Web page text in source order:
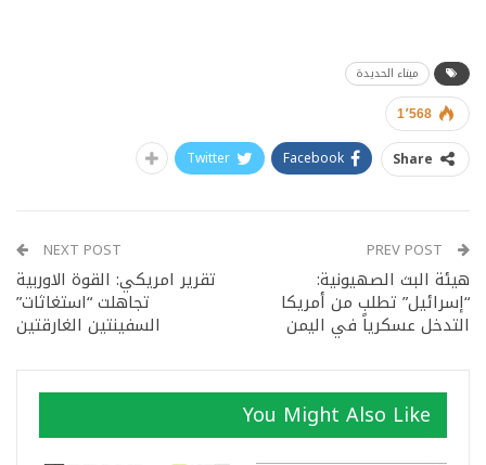
ميناء الحديدة
1٬568
Share
Facebook
Twitter
هيئة البث الصهيونية:
“إسرائيل” تطلب من أمريكا
التدخل عسكرياً في اليمن
NEXT POST
تقرير امريكي: القوة الاوربية
تجاهلت “استغاثات”
السفينتين الغارقتين
You Might Also Like